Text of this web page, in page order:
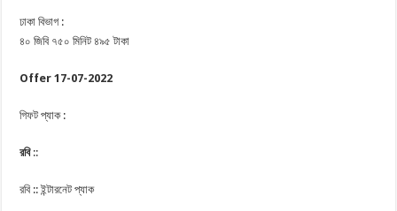
ঢাকা বিভাগ :
৪০ জিবি ৭৫০ মিনিট ৪৯৫ টাকা
Offer 17-07-2022
গিফট প্যাক :
রবি::
রবি :: ইন্টারনেট প্যাক